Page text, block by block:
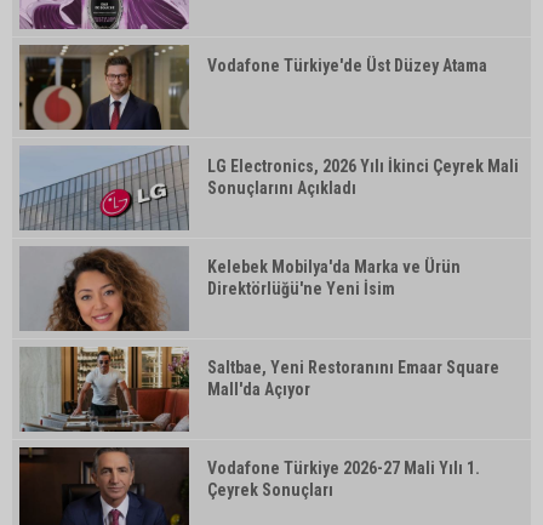
Vodafone Türkiye'de Üst Düzey Atama
LG Electronics, 2026 Yılı İkinci Çeyrek Mali
Sonuçlarını Açıkladı
Kelebek Mobilya'da Marka ve Ürün
Direktörlüğü'ne Yeni İsim
Saltbae, Yeni Restoranını Emaar Square
Mall'da Açıyor
Vodafone Türkiye 2026-27 Mali Yılı 1.
Çeyrek Sonuçları